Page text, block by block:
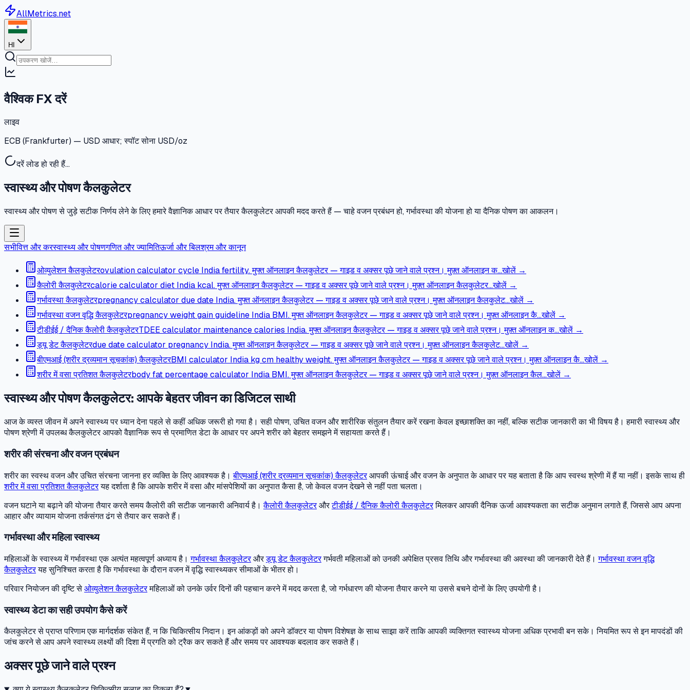
AllMetrics.net
HI
वैश्विक FX दरें
लाइव
ECB (Frankfurter) — USD आधार; स्पॉट सोना USD/oz
दरें लोड हो रही हैं…
स्वास्थ्य और पोषण कैलकुलेटर
स्वास्थ्य और पोषण से जुड़े सटीक निर्णय लेने के लिए हमारे वैज्ञानिक आधार पर तैयार कैलकुलेटर आपकी मदद करते हैं — चाहे वजन प्रबंधन हो, गर्भावस्था की योजना हो या दैनिक पोषण का आकलन।
सभीवित्त और करस्वास्थ्य और पोषणगणित और ज्यामितिऊर्जा और बिलश्रम और कानून
ओव्युलेशन कैलकुलेटरovulation calculator cycle India fertility. मुफ्त ऑनलाइन कैलकुलेटर — गाइड व अक्सर पूछे जाने वाले प्रश्न। मुफ़्त ऑनलाइन क…खोलें →
कैलोरी कैलकुलेटरcalorie calculator diet India kcal. मुफ्त ऑनलाइन कैलकुलेटर — गाइड व अक्सर पूछे जाने वाले प्रश्न। मुफ़्त ऑनलाइन कैलकुलेटर…खोलें →
गर्भावस्था कैलकुलेटरpregnancy calculator due date India. मुफ्त ऑनलाइन कैलकुलेटर — गाइड व अक्सर पूछे जाने वाले प्रश्न। मुफ़्त ऑनलाइन कैलकुलेट…खोलें →
गर्भावस्था वजन वृद्धि कैलकुलेटरpregnancy weight gain guideline India BMI. मुफ्त ऑनलाइन कैलकुलेटर — गाइड व अक्सर पूछे जाने वाले प्रश्न। मुफ़्त ऑनलाइन कै…खोलें →
टीडीईई / दैनिक कैलोरी कैलकुलेटरTDEE calculator maintenance calories India. मुफ्त ऑनलाइन कैलकुलेटर — गाइड व अक्सर पूछे जाने वाले प्रश्न। मुफ़्त ऑनलाइन क…खोलें →
ड्यू डेट कैलकुलेटरdue date calculator pregnancy India. मुफ्त ऑनलाइन कैलकुलेटर — गाइड व अक्सर पूछे जाने वाले प्रश्न। मुफ़्त ऑनलाइन कैलकुलेट…खोलें →
बीएमआई (शरीर द्रव्यमान सूचकांक) कैलकुलेटरBMI calculator India kg cm healthy weight. मुफ्त ऑनलाइन कैलकुलेटर — गाइड व अक्सर पूछे जाने वाले प्रश्न। मुफ़्त ऑनलाइन कै…खोलें →
शरीर में वसा प्रतिशत कैलकुलेटरbody fat percentage calculator India BMI. मुफ्त ऑनलाइन कैलकुलेटर — गाइड व अक्सर पूछे जाने वाले प्रश्न। मुफ़्त ऑनलाइन कैल…खोलें →
स्वास्थ्य और पोषण कैलकुलेटर: आपके बेहतर जीवन का डिजिटल साथी
आज के व्यस्त जीवन में अपने स्वास्थ्य पर ध्यान देना पहले से कहीं अधिक जरूरी हो गया है। सही पोषण, उचित वजन और शारीरिक संतुलन तैयार करें रखना केवल इच्छाशक्ति का नहीं, बल्कि सटीक जानकारी का भी विषय है। हमारी स्वास्थ्य और
पोषण श्रेणी में उपलब्ध कैलकुलेटर आपको वैज्ञानिक रूप से प्रमाणित डेटा के आधार पर अपने शरीर को बेहतर समझने में सहायता करते हैं।
शरीर की संरचना और वजन प्रबंधन
शरीर का स्वस्थ वजन और उचित संरचना जानना हर व्यक्ति के लिए आवश्यक है।बीएमआई (शरीर द्रव्यमान सूचकांक) कैलकुलेटरआपकी ऊंचाई और वजन के अनुपात के आधार पर यह बताता है कि आप स्वस्थ श्रेणी में हैं या नहीं। इसके साथ ही
शरीर में वसा प्रतिशत कैलकुलेटरयह दर्शाता है कि आपके शरीर में वसा और मांसपेशियों का अनुपात कैसा है, जो केवल वजन देखने से नहीं पता चलता।
वजन घटाने या बढ़ाने की योजना तैयार करते समय कैलोरी की सटीक जानकारी अनिवार्य है।कैलोरी कैलकुलेटरऔरटीडीईई / दैनिक कैलोरी कैलकुलेटरमिलकर आपकी दैनिक ऊर्जा आवश्यकता का सटीक अनुमान लगाते हैं, जिससे आप अपना
आहार और व्यायाम योजना तर्कसंगत ढंग से तैयार कर सकते हैं।
गर्भावस्था और महिला स्वास्थ्य
महिलाओं के स्वास्थ्य में गर्भावस्था एक अत्यंत महत्वपूर्ण अध्याय है।गर्भावस्था कैलकुलेटरऔरड्यू डेट कैलकुलेटरगर्भवती महिलाओं को उनकी अपेक्षित प्रसव तिथि और गर्भावस्था की अवस्था की जानकारी देते हैं।गर्भावस्था वजन वृद्धि
कैलकुलेटरयह सुनिश्चित करता है कि गर्भावस्था के दौरान वजन में वृद्धि स्वास्थ्यकर सीमाओं के भीतर हो।
परिवार नियोजन की दृष्टि सेओव्युलेशन कैलकुलेटरमहिलाओं को उनके उर्वर दिनों की पहचान करने में मदद करता है, जो गर्भधारण की योजना तैयार करने या उससे बचने दोनों के लिए उपयोगी है।
स्वास्थ्य डेटा का सही उपयोग कैसे करें
कैलकुलेटर से प्राप्त परिणाम एक मार्गदर्शक संकेत हैं, न कि चिकित्सीय निदान। इन आंकड़ों को अपने डॉक्टर या पोषण विशेषज्ञ के साथ साझा करें ताकि आपकी व्यक्तिगत स्वास्थ्य योजना अधिक प्रभावी बन सके। नियमित रूप से इन मापदंडों की
जांच करने से आप अपने स्वास्थ्य लक्ष्यों की दिशा में प्रगति को ट्रैक कर सकते हैं और समय पर आवश्यक बदलाव कर सकते हैं।
अक्सर पूछे जाने वाले प्रश्न